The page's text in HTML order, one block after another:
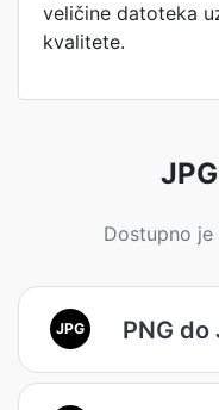
veličine datoteka
kvalitete.
Dostupno
JPG PNG do